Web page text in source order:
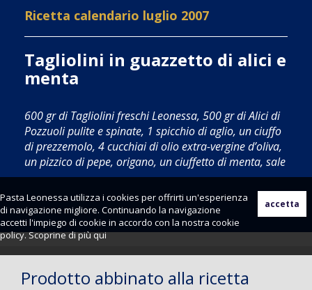
Pasta Leonessa utilizza i cookies per offrirti un'esperienza
di navigazione migliore. Continuando la navigazione
accetti l'impiego di cookie in accordo con la nostra cookie
policy. Scoprine di piùqui
Ricetta calendario luglio 2007
Tagliolini in guazzetto di alici e
menta
600 gr di Tagliolini freschi Leonessa, 500 gr di Alici di
Pozzuoli pulite e spinate, 1 spicchio di aglio, un ciuffo
di prezzemolo, 4 cucchiai di olio extra-vergine d’oliva,
un pizzico di pepe, origano, un ciuffetto di menta, sale
Prodotto abbinato alla ricetta